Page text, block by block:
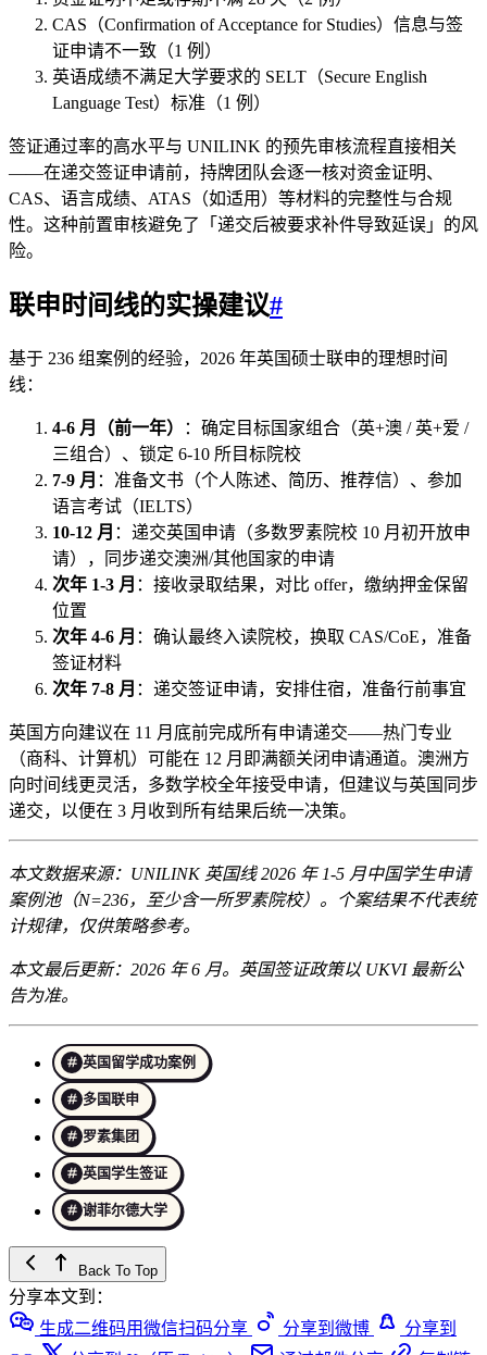
CAS（Confirmation of Acceptance for Studies）信息与签
证申请不一致（1 例）
英语成绩不满足大学要求的 SELT（Secure English
Language Test）标准（1 例）
签证通过率的高水平与 UNILINK 的预先审核流程直接相关
——在递交签证申请前，持牌团队会逐一核对资金证明、
CAS、语言成绩、ATAS（如适用）等材料的完整性与合规
性。这种前置审核避免了「递交后被要求补件导致延误」的风
险。
联申时间线的实操建议#
基于 236 组案例的经验，2026 年英国硕士联申的理想时间
线：
4-6 月（前一年）
：确定目标国家组合（英+澳 / 英+爱 /
三组合）、锁定 6-10 所目标院校
7-9 月 ：准备文书（个人陈述、简历、推荐信）、参加
语言考试（IELTS）
10-12 月 ：递交英国申请（多数罗素院校 10 月初开放申
请），同步递交澳洲/其他国家的申请
次年 1-3 月 ：接收录取结果，对比 offer，缴纳押金保留
位置
次年 4-6 月 ：确认最终入读院校，换取 CAS/CoE，准备
签证材料
次年 7-8 月 ：递交签证申请，安排住宿，准备行前事宜
英国方向建议在 11 月底前完成所有申请递交——热门专业
（商科、计算机）可能在 12 月即满额关闭申请通道。澳洲方
向时间线更灵活，多数学校全年接受申请，但建议与英国同步
递交，以便在 3 月收到所有结果后统一决策。
本文数据来源：UNILINK 英国线 2026 年 1-5 月中国学生申请
案例池（N=236，至少含一所罗素院校）。个案结果不代表统
计规律，仅供策略参考。
本文最后更新：2026 年 6 月。英国签证政策以 UKVI 最新公
告为准。
英国留学成功案例
多国联申
罗素集团
英国学生签证
谢菲尔德大学
Back To Top
分享本文到：
生成二维码用微信扫码分享
分享到微博
分享到